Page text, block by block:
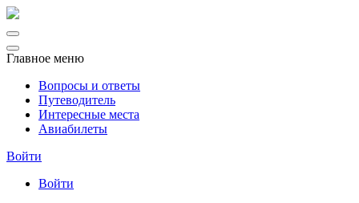
Главное меню
Вопросы и ответы
Путеводитель
Интересные места
Авиабилеты
Войти
Войти